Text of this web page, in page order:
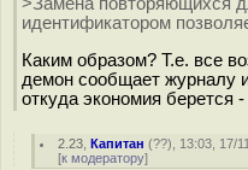
идентификатором
Каким образом? Т.е. все
демон сообщает журналу
откуда экономия берется -
2.23 ,Капитан (??), 13:03, 17/
[к модератору]